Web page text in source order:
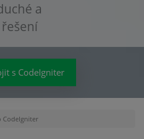
a
s CodeIgniter
CodeIgniter